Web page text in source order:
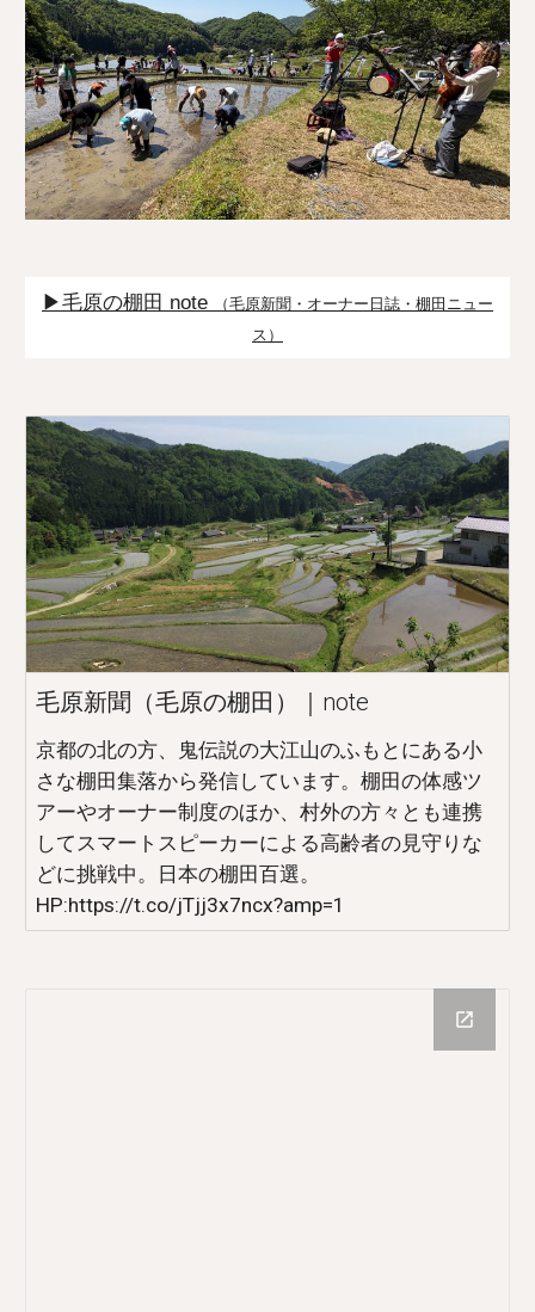
▶毛原の棚田 note
（毛原新聞・オーナー日誌・棚田ニュー
ス）
毛原新聞（毛原の棚田）｜note
京都の北の方、鬼伝説の大江山のふもとにある小
さな棚田集落から発信しています。棚田の体感ツ
アーやオーナー制度のほか、村外の方々とも連携
してスマートスピーカーによる高齢者の見守りな
どに挑戦中。日本の棚田百選。
HP:https://t.co/jTjj3x7ncx?amp=1